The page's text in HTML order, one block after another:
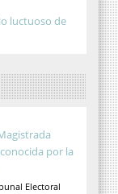
luctuoso de
por la
Electoral